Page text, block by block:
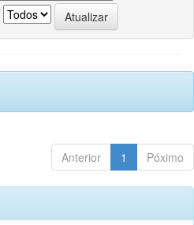
Anterior 1 Póximo